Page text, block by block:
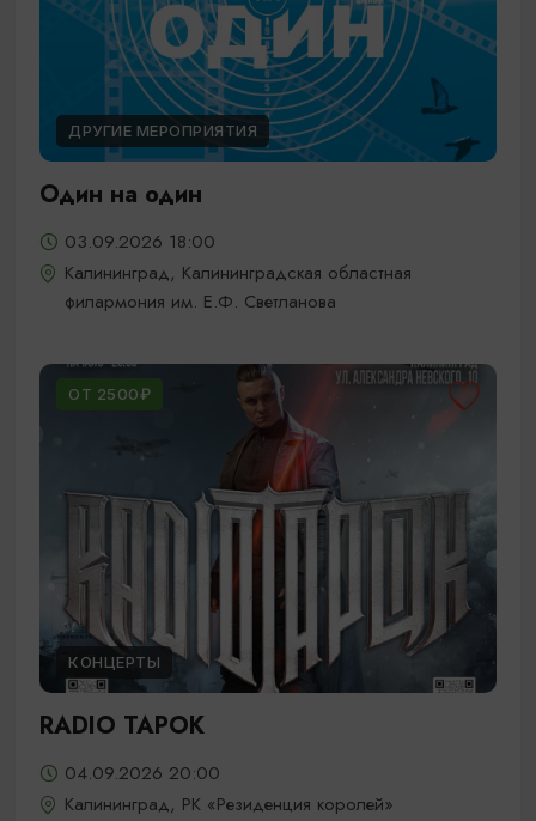
ДРУГИЕ МЕРОПРИЯТИЯ
Один на один
03.09.2026 18:00
Калининград, Калининградская областная
филармония им. Е.Ф. Светланова
ОТ 2500₽
КОНЦЕРТЫ
RADIO TAPOK
04.09.2026 20:00
Калининград, РК «Резиденция королей»